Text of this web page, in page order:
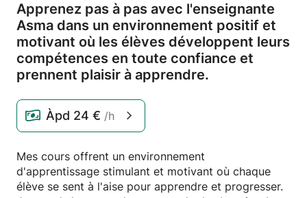
Apprenez pas à pas avec l'enseignante
Asma dans un environnement positif et
motivant où les élèves développent leurs
compétences en toute confiance et
prennent plaisir à apprendre.
Àpd 24 € /h
Mes cours offrent un environnement
d'apprentissage stimulant et motivant où chaque
élève se sent à l'aise pour apprendre et progresser.